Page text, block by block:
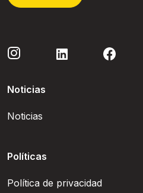
Noticias
Noticias
Políticas
Política de privacidad